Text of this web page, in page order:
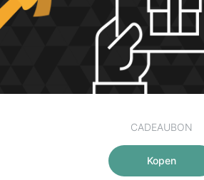
CADEAUBON
Kopen